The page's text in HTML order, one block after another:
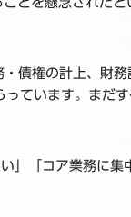
債権の計上、財
ています。まだ
「コア業務に